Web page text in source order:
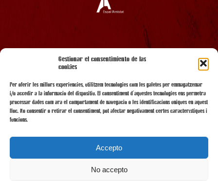
Gestionar el consentimiento de las
cookies
Per oferir les millors experiències, utilitzem tecnologies com les galetes per emmagatzemar
i/o accedir a la informació del dispositiu. El consentiment d'aquestes tecnologies ens permetrà
processar dades com ara el comportament de navegació o les identificacions úniques en aquest
lloc. No consentir o retirar el consentiment, pot afectar negativament certes característiques i
funcions.
Accepto
No accepto
AMB EL SUPORT
AMB LA COL·LABORACIÓ